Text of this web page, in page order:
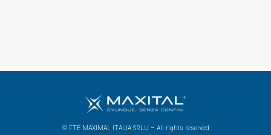
© FTE MAXIMAL ITALIA SRLU – All rights reserved